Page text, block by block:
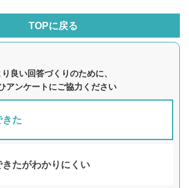
TOPに戻る
り良い回答づくりのために、
アンケートにご協力ください
きた
きたがわかりにくい